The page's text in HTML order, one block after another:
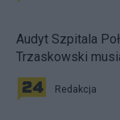
Audyt Szpitala
Trzaskowski
Redakcja